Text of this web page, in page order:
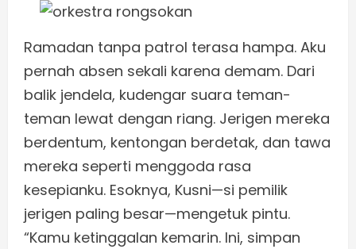
Ramadan tanpa patrol terasa hampa. Aku
pernah absen sekali karena demam. Dari
balik jendela, kudengar suara teman-
teman lewat dengan riang. Jerigen mereka
berdentum, kentongan berdetak, dan tawa
mereka seperti menggoda rasa
kesepianku. Esoknya, Kusni—si pemilik
jerigen paling besar—mengetuk pintu.
“Kamu ketinggalan kemarin. Ini, simpan